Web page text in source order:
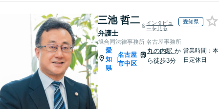
三池 哲二
弁護士
インタビュ
ーを見る
愛知県
旭合同法律事務所 名古屋事務所
愛
知
県
|
名古屋
市中区
丸の内駅か
ら徒歩3分
営業時間：本
日定休日